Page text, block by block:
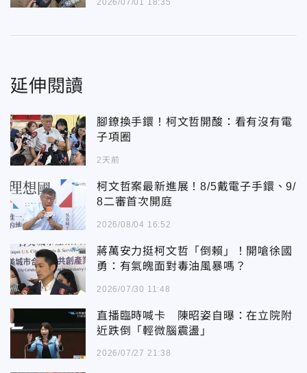
2026/07/01 18:35
延伸閱讀
腳鐐換手鐶！柯文哲開酸：看有沒有電
子項圈
2天前
柯文哲案最新進展！8/5戴電子手鐶、9/
8二審首次開庭
2026/08/04 16:52
蔣萬安力挺柯文哲「倒賴」！開嗆徐國
勇：有氣魄面對毒油風暴嗎？
2026/07/30 11:48
直播臨時喊卡 陳昭姿自曝：在立院附
近跌倒「輕微腦震盪」
2026/07/27 21:38